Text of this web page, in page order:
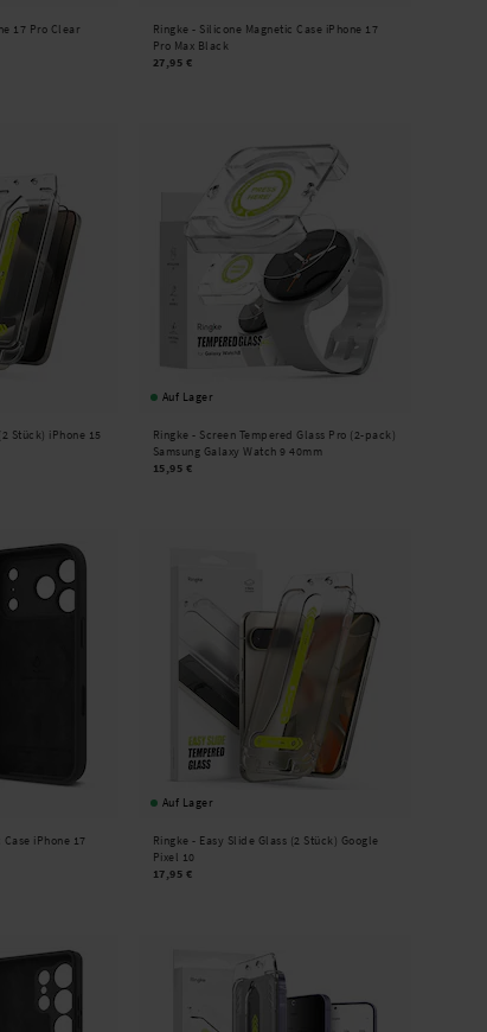
17 Pro Clear Ringke - Silicone Magnetic Case iPhone 17
Pro Max Black
27,95 €
Stück) iPhone 15
Auf Lager
Ringke - Screen Tempered Glass Pro (2-pack)
Samsung Galaxy Watch 9 40mm
15,95 €
iPhone 17
Auf Lager
Ringke - Easy Slide Glass (2 Stück) Google
Pixel 10
17,95 €